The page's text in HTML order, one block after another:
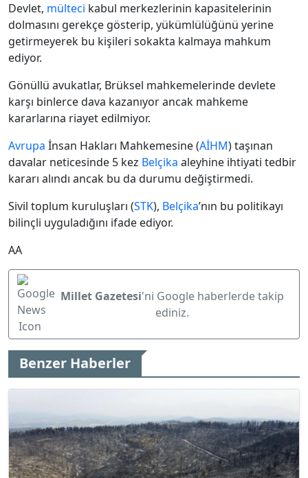
Devlet, mülteci kabul merkezlerinin kapasitelerinin
dolmasını gerekçe gösterip, yükümlülüğünü yerine
getirmeyerek bu kişileri sokakta kalmaya mahkum
ediyor.
Gönüllü avukatlar, Brüksel mahkemelerinde devlete
karşı binlerce dava kazanıyor ancak mahkeme
kararlarına riayet edilmiyor.
Avrupa İnsan Hakları Mahkemesine (AİHM) taşınan
davalar neticesinde 5 kez Belçika aleyhine ihtiyati tedbir
kararı alındı ancak bu da durumu değiştirmedi.
Sivil toplum kuruluşları (STK), Belçika’nın bu politikayı
bilinçli uyguladığını ifade ediyor.
AA
Millet Gazetesi'ni Google haberlerde takip
ediniz.
Benzer Haberler